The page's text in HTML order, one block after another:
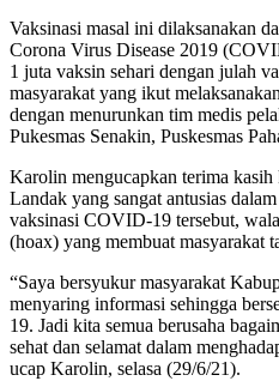
Vaksinasi masal ini dilaksanakan
Corona Virus Disease 2019
1 juta vaksin sehari dengan julah
masyarakat yang ikut
dengan menurunkan tim medis
Pukesmas Senakin, Puskesmas
Karolin mengucapkan terima kasih
Landak yang sangat antusias
vaksinasi COVID-19 tersebut,
(hoax) yang membuat masyarakat
“Saya bersyukur masyarakat
menyaring informasi sehingga
19. Jadi kita semua berusaha
sehat dan selamat dalam
ucap Karolin, selasa (29/6/21).